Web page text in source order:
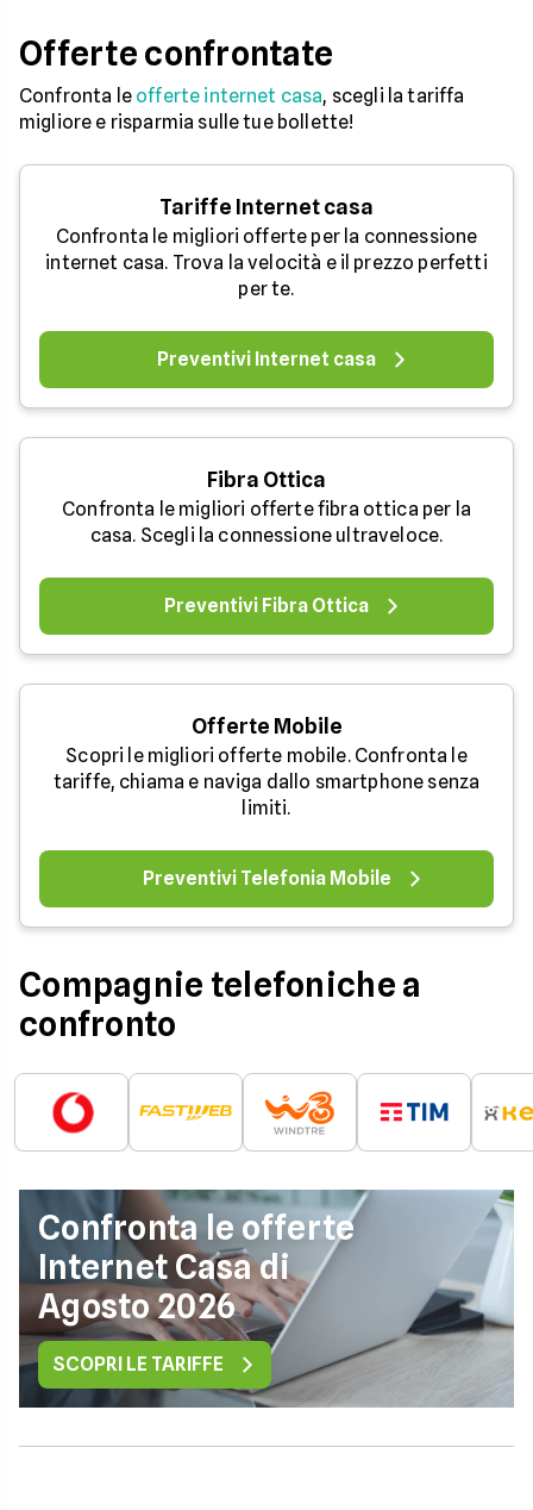
Offerte confrontate
Confronta le offerte internet casa, scegli la tariffa
migliore e risparmia sulle tue bollette!
Tariffe Internet casa
Confronta le migliori offerte per la connessione
internet casa. Trova la velocità e il prezzo perfetti
per te.
Preventivi Internet casa
Fibra Ottica
Confronta le migliori offerte fibra ottica per la
casa. Scegli la connessione ultraveloce.
Preventivi Fibra Ottica
Offerte Mobile
Scopri le migliori offerte mobile. Confronta le
tariffe, chiama e naviga dallo smartphone senza
limiti.
Preventivi Telefonia Mobile
Compagnie telefoniche a
confronto
Confronta le offerte
Internet Casa di
Agosto 2026
SCOPRI LE TARIFFE